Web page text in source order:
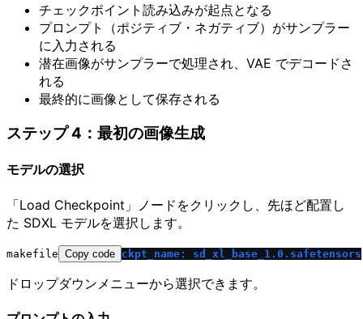
チェックポイント読み込みが起点となる
プロンプト（ポジティブ・ネガティブ）がサンプラー
に入力される
潜在画像がサンプラーで処理され、VAE でデコードさ
れる
最終的に画像として保存される
ステップ 4：最初の画像生成
モデルの選択
「Load Checkpoint」ノードをクリックし、先ほど配置し
た SDXL モデルを選択します。
makefile Copy code ckpt_name: sd_xl_base_1.0.safetensors
ドロップダウンメニューから選択できます。